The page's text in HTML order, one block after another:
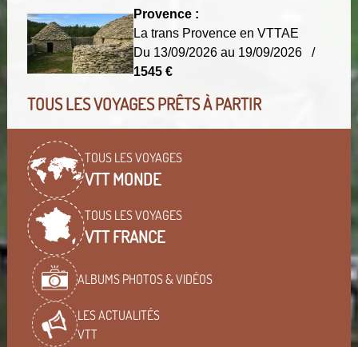
Provence :
La trans Provence en VTTAE
Du 13/09/2026 au 19/09/2026 /
1545 €
TOUS LES VOYAGES PRÊTS À PARTIR
TOUS LES VOYAGES
VTT MONDE
TOUS LES VOYAGES
VTT FRANCE
ALBUMS PHOTOS & VIDÉOS
LES ACTUALITÉS
VTT